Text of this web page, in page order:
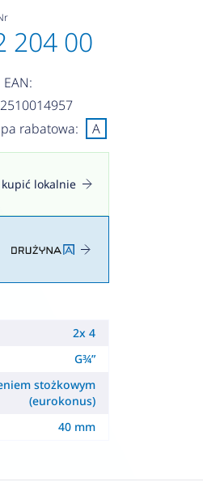
204 00
EAN:
rabatowa:
A
lokalnie
2x 4
G¾”
stożkowym
(eurokonus)
40 mm